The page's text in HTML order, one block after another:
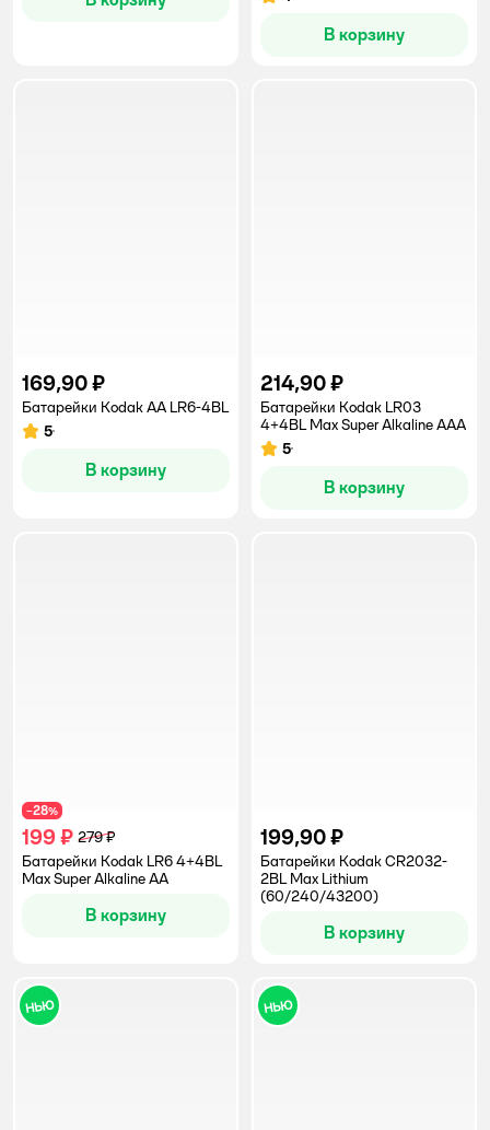
В корзину
169,90 ₽
Батарейки Kodak АА LR6-4BL
Рейтинг:
5
В корзину
214,90 ₽
Батарейки Kodak LR03
4+4BL Max Super Alkaline AAA
Рейтинг:
5
В корзину
−28%
199 ₽ 279 ₽
Батарейки Kodak LR6 4+4BL
Max Super Alkaline AA
В корзину
199,90 ₽
Батарейки Kodak CR2032-
2BL Max Lithium
(60/240/43200)
В корзину